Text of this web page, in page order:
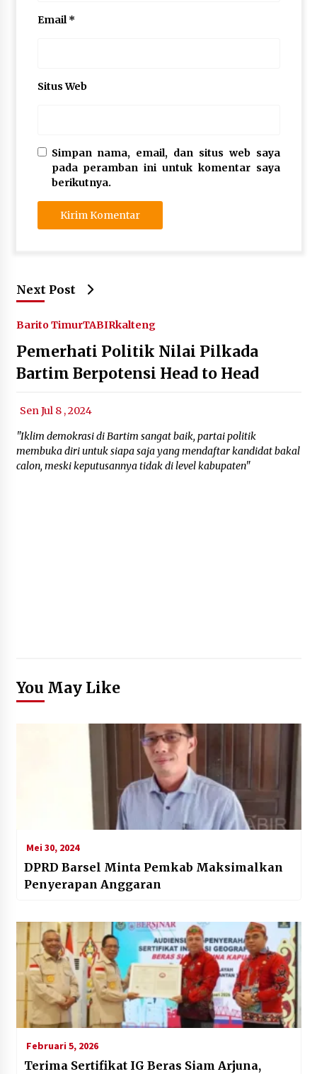
Email *
Situs Web
Simpan nama, email, dan situs web saya
pada peramban ini untuk komentar saya
berikutnya.
Next Post
Barito TimurTABIRkalteng
Pemerhati Politik Nilai Pilkada
Bartim Berpotensi Head to Head
Sen Jul 8 , 2024
"Iklim demokrasi di Bartim sangat baik, partai politik
membuka diri untuk siapa saja yang mendaftar kandidat bakal
calon, meski keputusannya tidak di level kabupaten"
You May Like
Mei 30, 2024
DPRD Barsel Minta Pemkab Maksimalkan
Penyerapan Anggaran
Februari 5, 2026
Terima Sertifikat IG Beras Siam Arjuna,